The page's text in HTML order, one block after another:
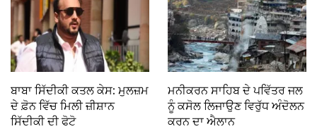
ਬਾਬਾ ਸਿੱਦੀਕੀ ਕਤਲ ਕੇਸ: ਮੁਲਜ਼ਮ
ਦੇ ਫ਼ੋਨ ਵਿੱਚ ਮਿਲੀ ਜ਼ੀਸ਼ਾਨ
ਸਿੱਦੀਕੀ ਦੀ ਫੋਟੋ
ਮਨੀਕਰਨ ਸਾਹਿਬ ਦੇ ਪਵਿੱਤਰ ਜਲ
ਨੂੰ ਕਸੋਲ ਲਿਜਾਉਣ ਵਿਰੁੱਧ ਅੰਦੋਲਨ
ਕਰਨ ਦਾ ਐਲਾਨ